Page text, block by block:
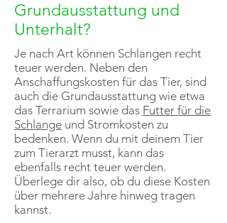
Grundausstattung und
Unterhalt?
Je nach Art können Schlangen recht
teuer werden. Neben den
Anschaffungskosten für das Tier, sind
auch die Grundausstattung wie etwa
das Terrarium sowie das Futter für die
Schlange und Stromkosten zu
bedenken. Wenn du mit deinem Tier
zum Tierarzt musst, kann das
ebenfalls recht teuer werden.
Überlege dir also, ob du diese Kosten
über mehrere Jahre hinweg tragen
kannst.